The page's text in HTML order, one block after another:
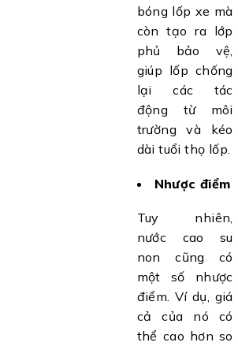
bóng lốp xe mà
còn tạo ra lớp
phủ bảo vệ,
giúp lốp chống
lại các tác
động từ môi
trường và kéo
dài tuổi thọ lốp.
Nhược điểm
Tuy nhiên,
nước cao su
non cũng có
một số nhược
điểm. Ví dụ, giá
cả của nó có
thể cao hơn so